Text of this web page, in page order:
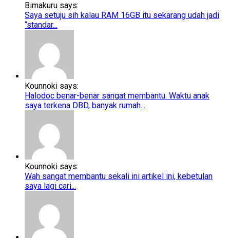
Bimakuru says:
Saya setuju sih kalau RAM 16GB itu sekarang udah jadi
“standar...
Kounnoki says:
Halodoc benar-benar sangat membantu. Waktu anak
saya terkena DBD, banyak rumah...
Kounnoki says:
Wah sangat membantu sekali ini artikel ini, kebetulan
saya lagi cari...